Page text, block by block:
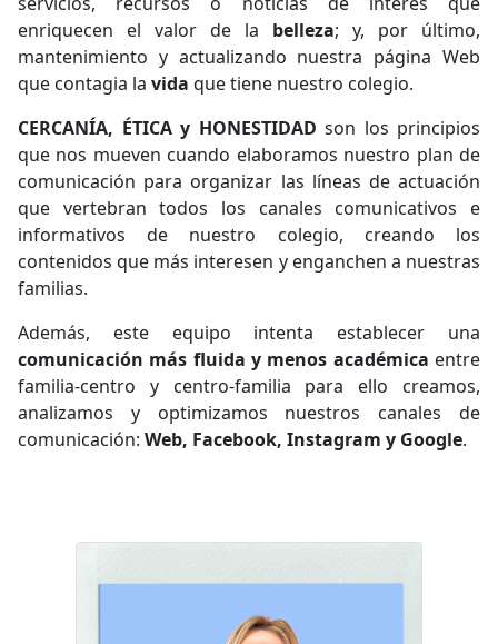
enriquecen el valor de la belleza; y, por último,
mantenimiento y actualizando nuestra página Web
que contagia la vida que tiene nuestro colegio.
CERCANÍA, ÉTICA y HONESTIDAD son los principios
que nos mueven cuando elaboramos nuestro plan de
comunicación para organizar las líneas de actuación
que vertebran todos los canales comunicativos e
informativos de nuestro colegio, creando los
contenidos que más interesen y enganchen a nuestras
familias.
Además, este equipo intenta establecer una
comunicación más fluida y menos académica entre
familia-centro y centro-familia para ello creamos,
analizamos y optimizamos nuestros canales de
comunicación: Web, Facebook, Instagram y Google.